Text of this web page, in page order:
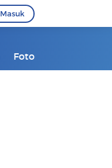
Masuk
Foto